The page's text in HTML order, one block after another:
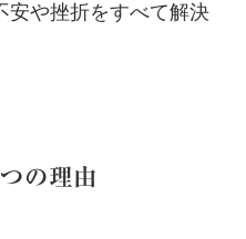
安や挫折をすべて解決
の理由